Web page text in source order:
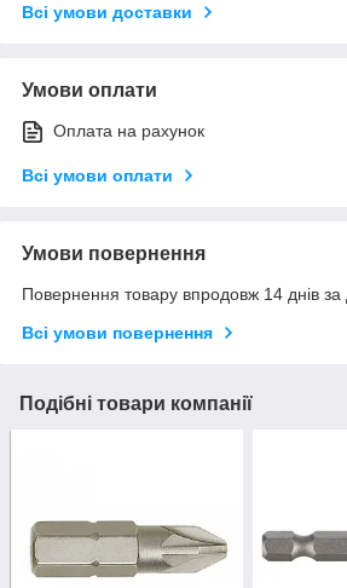
Всі умови доставки
Умови оплати
Оплата на рахунок
Всі умови оплати
Умови повернення
Повернення товару впродовж 14 днів за
Всі умови повернення
Подібні товари компанії